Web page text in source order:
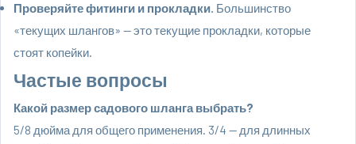
Проверяйте фитинги и прокладки. Большинство
«текущих шлангов» — это текущие прокладки, которые
стоят копейки.
Частые вопросы
Какой размер садового шланга выбрать?
5/8 дюйма для общего применения. 3/4 — для длинных